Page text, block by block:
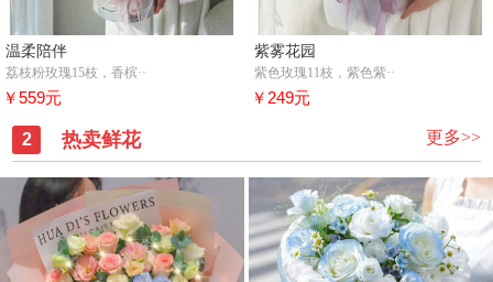
温柔陪伴
荔枝粉玫瑰15枝，香槟··
￥559元
紫雾花园
紫色玫瑰11枝，紫色紫··
￥249元
2 热卖鲜花 更多>>